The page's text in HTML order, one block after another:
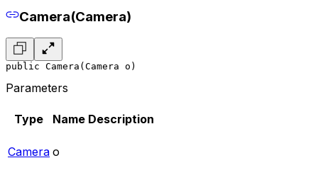
Camera(Camera)
public Camera(Camera o)
Parameters
Type Name Description
Camera o